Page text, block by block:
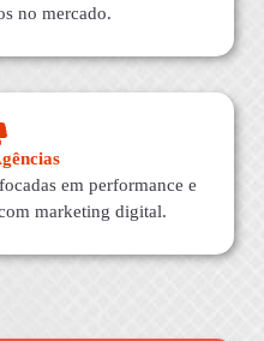
no mercado.
em performance e
marketing digital.